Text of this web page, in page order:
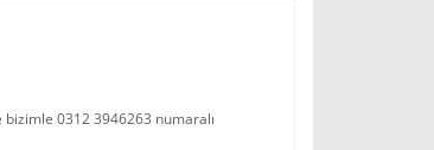
0312 3946263 numaralı